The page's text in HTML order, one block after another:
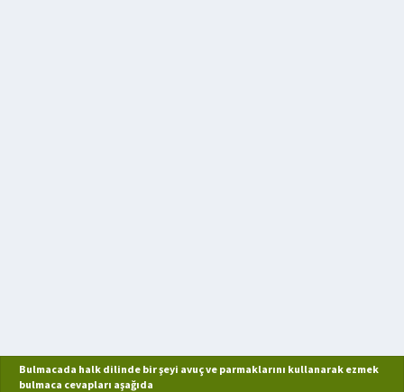
Bulmacada halk dilinde bir şeyi avuç ve parmaklarını kullanarak ezmek
bulmaca cevapları aşağıda